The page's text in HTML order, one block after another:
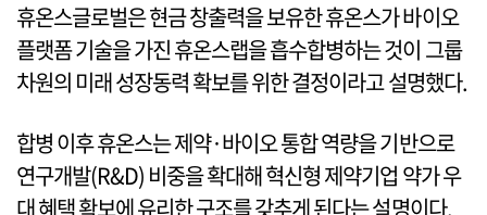
휴온스글로벌은 현금 창출력을 보유한 휴온스가 바이오
플랫폼 기술을 가진 휴온스랩을 흡수합병하는 것이 그룹
차원의 미래 성장동력 확보를 위한 결정이라고 설명했다.
합병 이후 휴온스는 제약·바이오 통합 역량을 기반으로
연구개발(R&D) 비중을 확대해 혁신형 제약기업 약가 우
대 혜택 확보에 유리한 구조를 갖추게 된다는 설명이다.